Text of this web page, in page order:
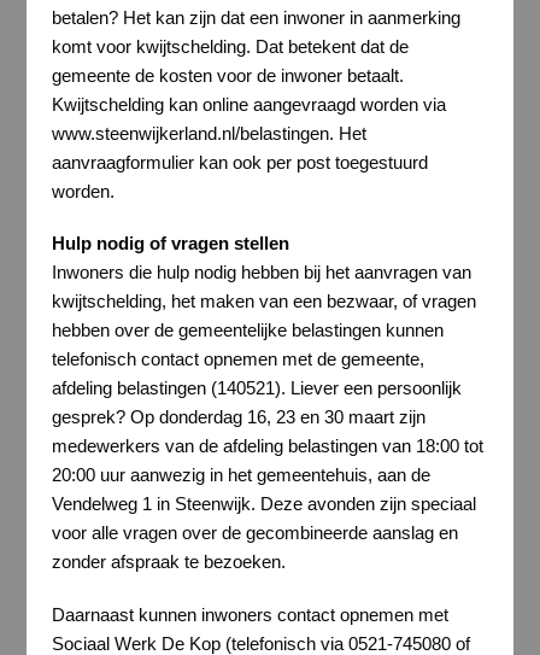
betalen? Het kan zijn dat een inwoner in aanmerking
komt voor kwijtschelding. Dat betekent dat de
gemeente de kosten voor de inwoner betaalt.
Kwijtschelding kan online aangevraagd worden via
www.steenwijkerland.nl/belastingen. Het
aanvraagformulier kan ook per post toegestuurd
worden.
Hulp nodig of vragen stellen
Inwoners die hulp nodig hebben bij het aanvragen van
kwijtschelding, het maken van een bezwaar, of vragen
hebben over de gemeentelijke belastingen kunnen
telefonisch contact opnemen met de gemeente,
afdeling belastingen (140521). Liever een persoonlijk
gesprek? Op donderdag 16, 23 en 30 maart zijn
medewerkers van de afdeling belastingen van 18:00 tot
20:00 uur aanwezig in het gemeentehuis, aan de
Vendelweg 1 in Steenwijk. Deze avonden zijn speciaal
voor alle vragen over de gecombineerde aanslag en
zonder afspraak te bezoeken.
Daarnaast kunnen inwoners contact opnemen met
Sociaal Werk De Kop (telefonisch via 0521-745080 of